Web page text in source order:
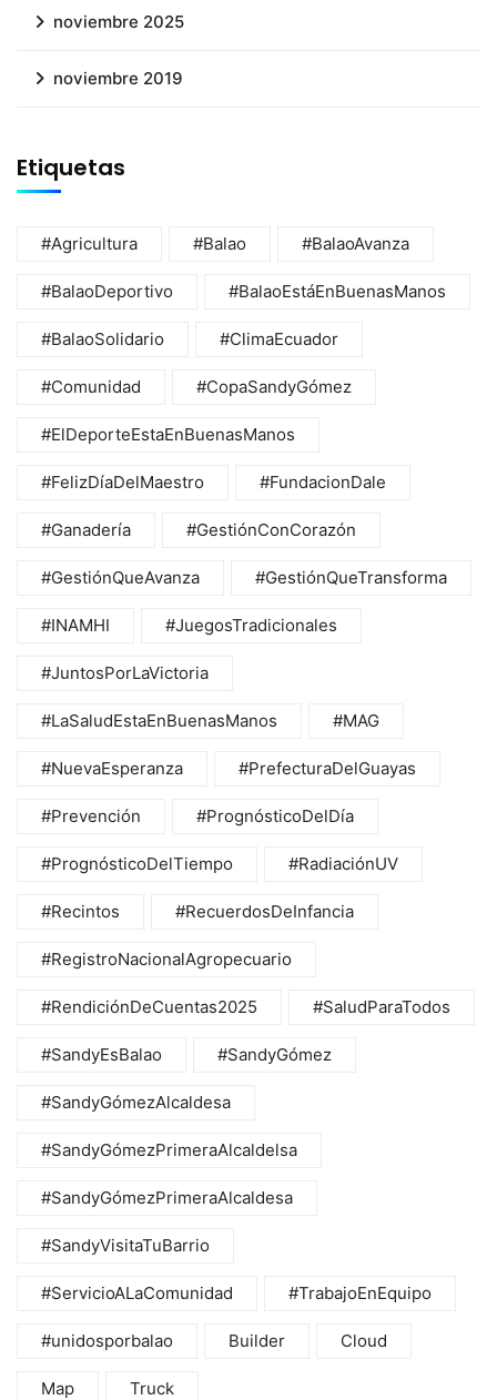
noviembre 2025
noviembre 2019
Etiquetas
#Agricultura #Balao #BalaoAvanza
#BalaoDeportivo #BalaoEstáEnBuenasManos
#BalaoSolidario #ClimaEcuador
#Comunidad #CopaSandyGómez
#ElDeporteEstaEnBuenasManos
#FelizDíaDelMaestro #FundacionDale
#Ganadería #GestiónConCorazón
#GestiónQueAvanza #GestiónQueTransforma
#INAMHI #JuegosTradicionales
#JuntosPorLaVictoria
#LaSaludEstaEnBuenasManos #MAG
#NuevaEsperanza #PrefecturaDelGuayas
#Prevención #PrognósticoDelDía
#PrognósticoDelTiempo #RadiaciónUV
#Recintos #RecuerdosDeInfancia
#RegistroNacionalAgropecuario
#RendiciónDeCuentas2025 #SaludParaTodos
#SandyEsBalao #SandyGómez
#SandyGómezAlcaldesa
#SandyGómezPrimeraAlcaldelsa
#SandyGómezPrimeraAlcaldesa
#SandyVisitaTuBarrio
#ServicioALaComunidad #TrabajoEnEquipo
#unidosporbalao Builder Cloud
Map Truck